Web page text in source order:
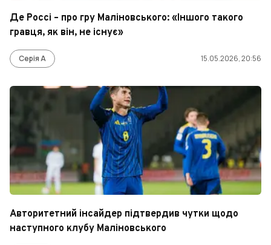
Де Россі – про гру Маліновського: «Іншого такого
гравця, як він, не існує»
Серія А 15.05.2026, 20:56
Авторитетний інсайдер підтвердив чутки щодо
наступного клубу Маліновського